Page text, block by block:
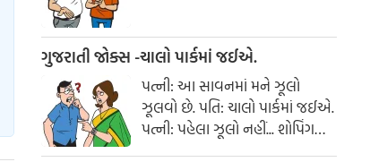
ગુજરાતી જોક્સ -ચાલો પાર્કમાં જઈએ.
પત્ની: આ સાવનમાં મને ઝૂલો
ઝૂલવો છે. પતિ: ચાલો પાર્કમાં જઈએ.
પત્ની: પહેલા ઝૂલો નહીં... શોપિંગ
કરાવ!